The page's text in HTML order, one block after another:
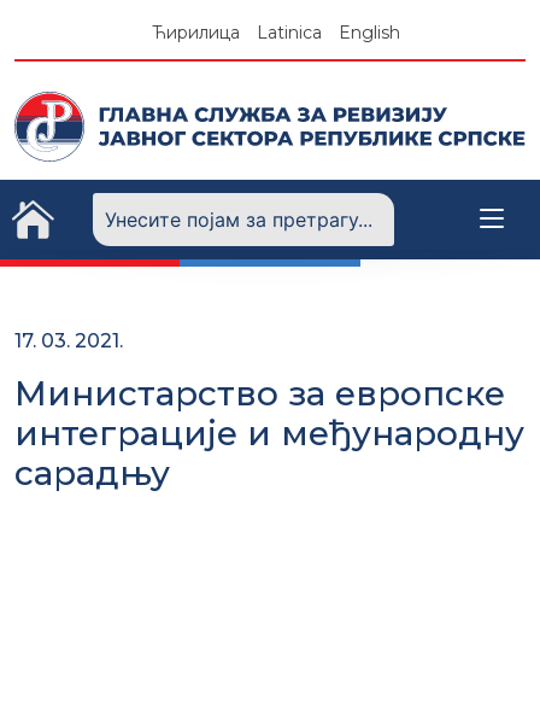
Ћирилица Latinica English
17. 03. 2021.
Mинистарство за европске
интеграције и међународну
сарадњу